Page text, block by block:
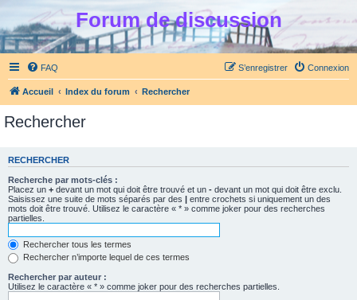
Forum de discussion
FAQ Connexion
S’enregistrer
Accueil Index du forum Rechercher
Rechercher
RECHERCHER
Recherche par mots-clés :
Placez un + devant un mot qui doit être trouvé et un - devant un mot qui doit être exclu.
Saisissez une suite de mots séparés par des | entre crochets si uniquement un des
mots doit être trouvé. Utilisez le caractère « * » comme joker pour des recherches
partielles.
Rechercher tous les termes
Rechercher n’importe lequel de ces termes
Rechercher par auteur :
Utilisez le caractère « * » comme joker pour des recherches partielles.